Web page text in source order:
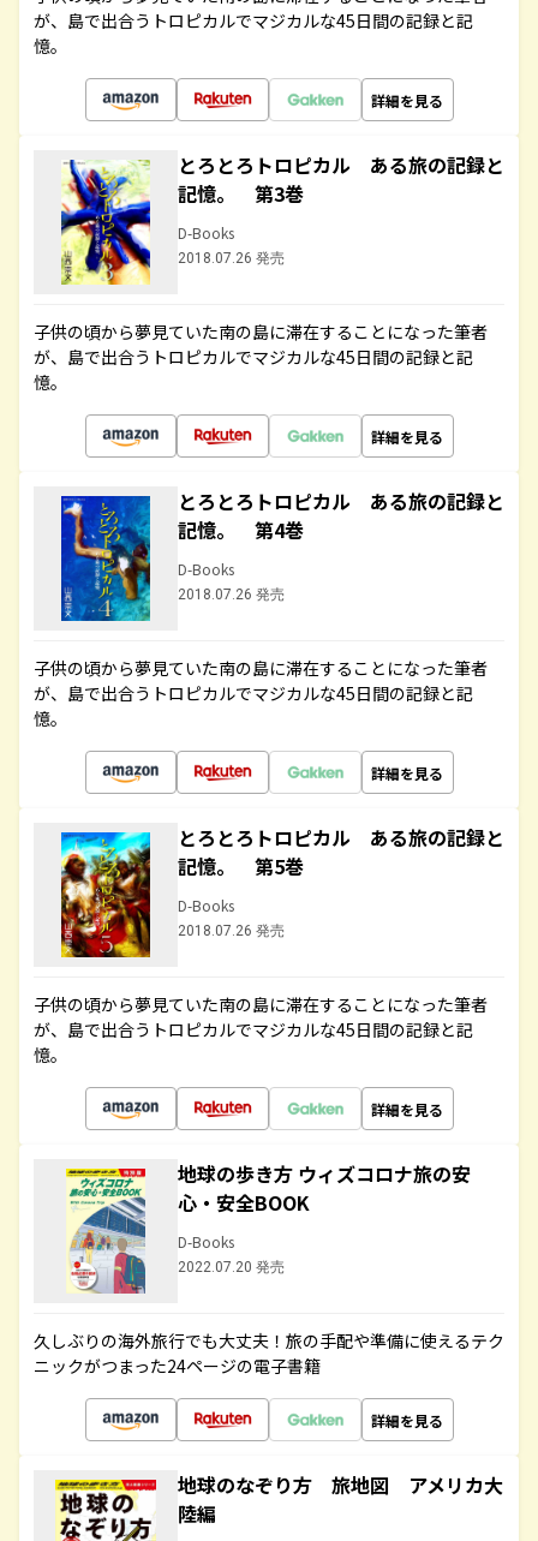
が、島で出合うトロピカルでマジカルな45日間の記録と記
憶。
詳細を見る
とろとろトロピカル ある旅の記録と
記憶。 第3巻
D-Books
2018.07.26 発売
子供の頃から夢見ていた南の島に滞在することになった筆者
が、島で出合うトロピカルでマジカルな45日間の記録と記
憶。
詳細を見る
とろとろトロピカル ある旅の記録と
記憶。 第4巻
D-Books
2018.07.26 発売
子供の頃から夢見ていた南の島に滞在することになった筆者
が、島で出合うトロピカルでマジカルな45日間の記録と記
憶。
詳細を見る
とろとろトロピカル ある旅の記録と
記憶。 第5巻
D-Books
2018.07.26 発売
子供の頃から夢見ていた南の島に滞在することになった筆者
が、島で出合うトロピカルでマジカルな45日間の記録と記
憶。
詳細を見る
地球の歩き方 ウィズコロナ旅の安
心・安全BOOK
D-Books
2022.07.20 発売
久しぶりの海外旅行でも大丈夫！旅の手配や準備に使えるテク
ニックがつまった24ページの電子書籍
詳細を見る
地球のなぞり方 旅地図 アメリカ大
陸編